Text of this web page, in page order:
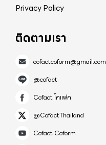
Privacy Policy
ติดตามเรา
cofactcoform@gmail.com
@cofact
Cofact โคแฟค
@CofactThailand
Cofact Coform